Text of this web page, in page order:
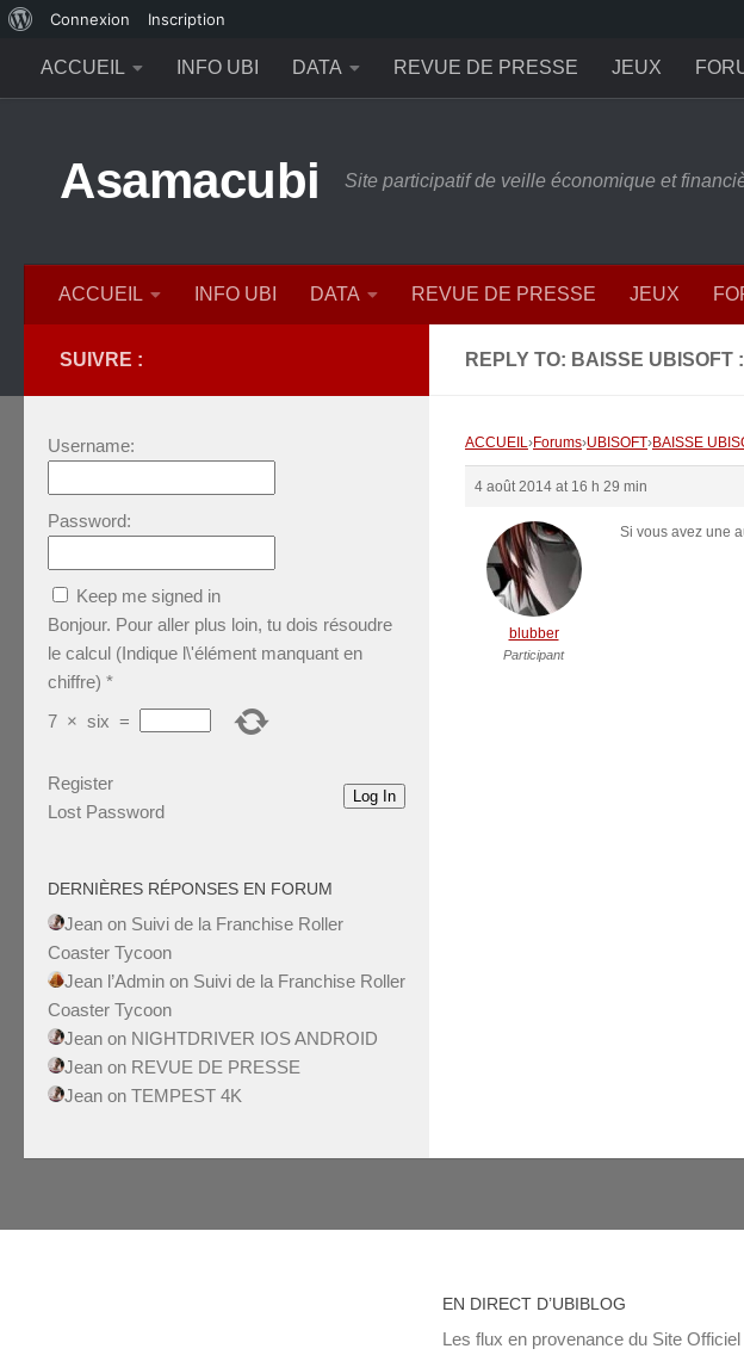
propos
de
Connexion Inscription
ACCUEIL
INFO UBI DATA REVUE DE PRESSE JEUX
Asamacubi Site participatif de veille économique et
ACCUEIL INFO UBI DATA REVUE DE PRESSE JEUX
REPLY TO: BAISSE UBISOFT
ACCUEIL›Forums›UBISOFT›BAISSE
4 août 2014 at 16 h 29 min
blubber
Participant
Si vous avez une
SUIVRE :
Username:
Password:
Keep me signed in
Bonjour. Pour aller plus loin, tu dois résoudre
le calcul (Indique l\'élément manquant en
chiffre) *
7 × six =
Log In
Register
Lost Password
DERNIÈRES RÉPONSES EN FORUM
Jean on Suivi de la Franchise Roller
Coaster Tycoon
Jean l’Admin on Suivi de la Franchise Roller
Coaster Tycoon
Jean on NIGHTDRIVER IOS ANDROID
Jean on REVUE DE PRESSE
Jean on TEMPEST 4K
EN DIRECT D’UBIBLOG
Les flux en provenance du Site Officiel